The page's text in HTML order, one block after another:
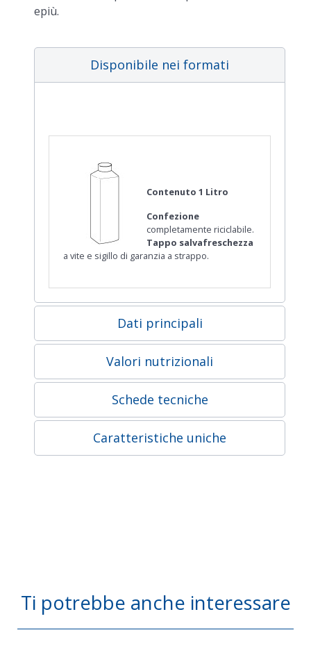
epiù.
Disponibile nei formati
Contenuto 1 Litro
Confezione
completamente riciclabile.
Tappo salvafreschezza
a vite e sigillo di garanzia a strappo.
Dati principali
Valori nutrizionali
Schede tecniche
Caratteristiche uniche
Ti potrebbe anche interessare